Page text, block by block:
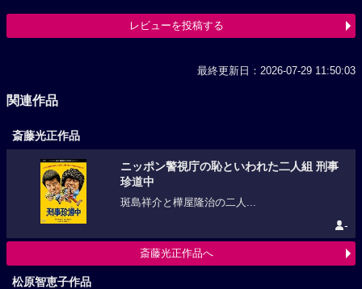
レビューを投稿する
最終更新日：2026-07-29 11:50:03
関連作品
斎藤光正作品
ニッポン警視庁の恥といわれた二人組 刑事
珍道中
斑島祥介と樺屋隆治の二人...
-
斎藤光正作品へ
松原智恵子作品